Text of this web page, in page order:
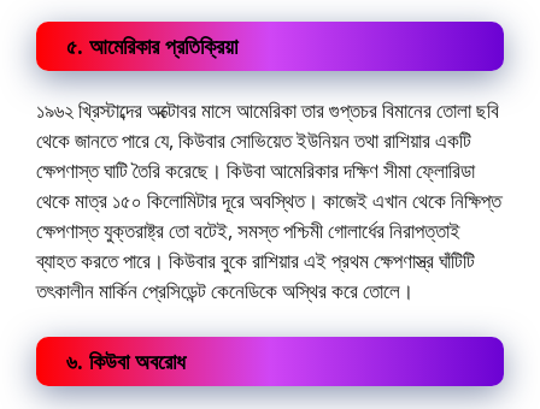
৫. আমেরিকার প্রতিক্রিয়া
১৯৬২ খ্রিস্টাব্দের অক্টোবর মাসে আমেরিকা তার গুপ্তচর বিমানের তোলা ছবি
থেকে জানতে পারে যে, কিউবার সোভিয়েত ইউনিয়ন তথা রাশিয়ার একটি
ক্ষেপণাস্ত ঘাটি তৈরি করেছে। কিউবা আমেরিকার দক্ষিণ সীমা ফ্লোরিডা
থেকে মাত্র ১৫০ কিলোমিটার দূরে অবস্থিত। কাজেই এখান থেকে নিক্ষিপ্ত
ক্ষেপণাস্ত যুক্তরাষ্ট্র তো বটেই, সমস্ত পশ্চিমী গোলার্ধের নিরাপত্তাই
ব্যাহত করতে পারে। কিউবার বুকে রাশিয়ার এই প্রথম ক্ষেপণাস্ত্র ঘাঁটিটি
তৎকালীন মার্কিন প্রেসিডেন্ট কেনেডিকে অস্থির করে তোলে।
৬. কিউবা অবরোধ